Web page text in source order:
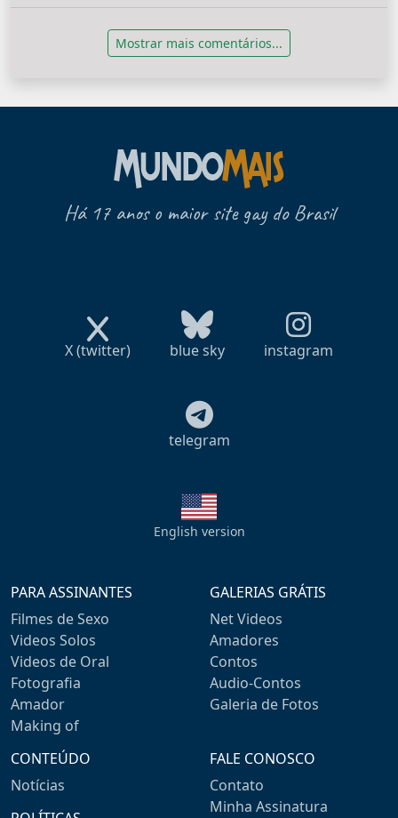
Mostrar mais comentários...
Há 17 anos o maior site gay do Brasil
X (twitter) blue sky instagram
telegram
English version
PARA ASSINANTES
Filmes de Sexo
Videos Solos
Videos de Oral
Fotografia
Amador
Making of
GALERIAS GRÁTIS
Net Videos
Amadores
Contos
Audio-Contos
Galeria de Fotos
CONTEÚDO
Notícias
FALE CONOSCO
Contato
Minha Assinatura